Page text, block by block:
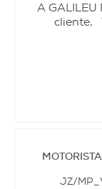
A
cliente,
JZ/